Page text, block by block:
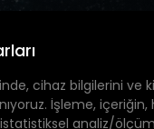
Contact
cihaz bilgilerini ve
İşleme,
istatistiksel analiz/